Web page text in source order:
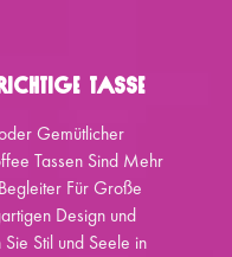
Tasse
Gemütlicher
Tassen Sind Mehr
Für Große
Design und
Stil und Seele in